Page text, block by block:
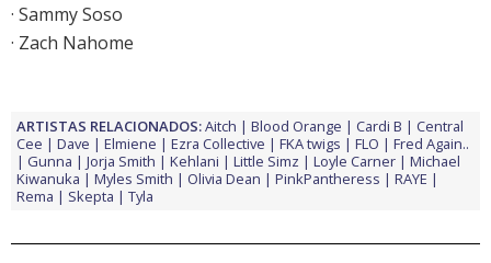
· Sammy Soso
· Zach Nahome
ARTISTAS RELACIONADOS:Aitch Blood Orange Cardi B
Central
Cee
Dave Elmiene Ezra Collective FKA twigs FLO
Fred Again..
Gunna
Jorja Smith Kehlani Little Simz Loyle Carner
Michael
Kiwanuka
Myles Smith Olivia Dean PinkPantheress
RAYE
Rema
Skepta Tyla